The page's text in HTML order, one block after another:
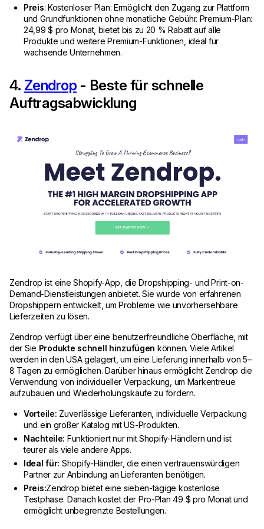
Preis: Kostenloser Plan: Ermöglicht den Zugang zur Plattform
und Grundfunktionen ohne monatliche Gebühr. Premium-Plan:
24,99 $ pro Monat, bietet bis zu 20 % Rabatt auf alle
Produkte und weitere Premium-Funktionen, ideal für
wachsende Unternehmen.
4. Zendrop - Beste für schnelle
Auftragsabwicklung
Zendrop ist eine Shopify-App, die Dropshipping- und Print-on-
Demand-Dienstleistungen anbietet. Sie wurde von erfahrenen
Dropshippern entwickelt, um Probleme wie unvorhersehbare
Lieferzeiten zu lösen.
Zendrop verfügt über eine benutzerfreundliche Oberfläche, mit
der Sie Produkte schnell hinzufügen können. Viele Artikel
werden in den USA gelagert, um eine Lieferung innerhalb von 5–
8 Tagen zu ermöglichen. Darüber hinaus ermöglicht Zendrop die
Verwendung von individueller Verpackung, um Markentreue
aufzubauen und Wiederholungskäufe zu fördern.
Vorteile: Zuverlässige Lieferanten, individuelle Verpackung
und ein großer Katalog mit US-Produkten.
Nachteile: Funktioniert nur mit Shopify-Händlern und ist
teurer als viele andere Apps.
Ideal für: Shopify-Händler, die einen vertrauenswürdigen
Partner zur Anbindung an Lieferanten benötigen.
Preis:Zendrop bietet eine sieben-tägige kostenlose
Testphase. Danach kostet der Pro-Plan 49 $ pro Monat und
ermöglicht unbegrenzte Bestellungen.